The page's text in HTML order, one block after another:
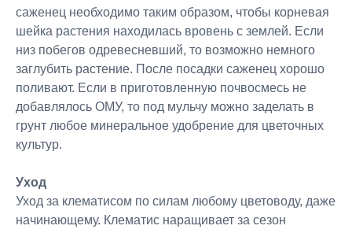
саженец необходимо таким образом, чтобы корневая
шейка растения находилась вровень с землей. Если
низ побегов одревесневший, то возможно немного
заглубить растение. После посадки саженец хорошо
поливают. Если в приготовленную почвосмесь не
добавлялось ОМУ, то под мульчу можно заделать в
грунт любое минеральное удобрение для цветочных
культур.
Уход
Уход за клематисом по силам любому цветоводу, даже
начинающему. Клематис наращивает за сезон